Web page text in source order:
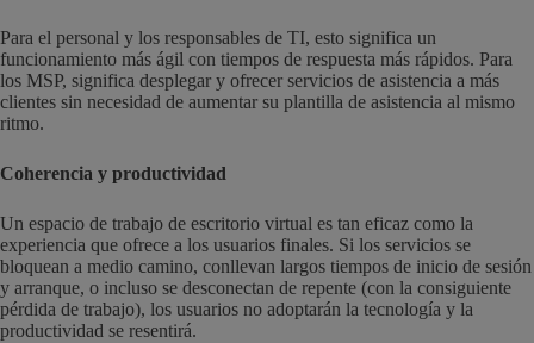
Para el personal y los responsables de TI, esto significa un
funcionamiento más ágil con tiempos de respuesta más rápidos. Para
los MSP, significa desplegar y ofrecer servicios de asistencia a más
clientes sin necesidad de aumentar su plantilla de asistencia al mismo
ritmo.
Coherencia y productividad
Un espacio de trabajo de escritorio virtual es tan eficaz como la
experiencia que ofrece a los usuarios finales. Si los servicios se
bloquean a medio camino, conllevan largos tiempos de inicio de sesión
y arranque, o incluso se desconectan de repente (con la consiguiente
pérdida de trabajo), los usuarios no adoptarán la tecnología y la
productividad se resentirá.